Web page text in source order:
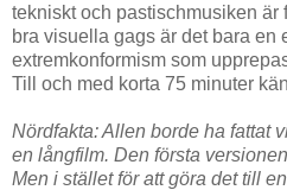
tekniskt och pastischmusiken är
bra visuella gags är det bara en
extremkonformism som
Till och med korta 75 minuter
Nördfakta: Allen borde ha fattat
en långfilm. Den första
Men i stället för att göra det till